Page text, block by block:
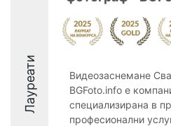
Лауреати
Видеозаснемане
BGFoto.info е
специализирана в
професионални